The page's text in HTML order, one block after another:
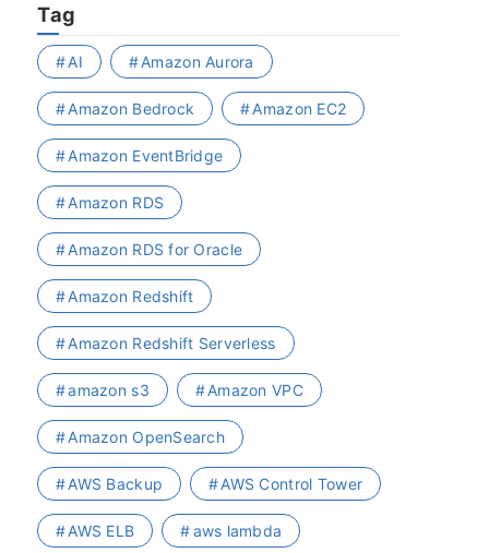
Tag
AI Amazon Aurora
Amazon Bedrock Amazon EC2
Amazon EventBridge
Amazon RDS
Amazon RDS for Oracle
Amazon Redshift
Amazon Redshift Serverless
amazon s3 Amazon VPC
Amazon OpenSearch
AWS Backup AWS Control Tower
AWS ELB aws lambda